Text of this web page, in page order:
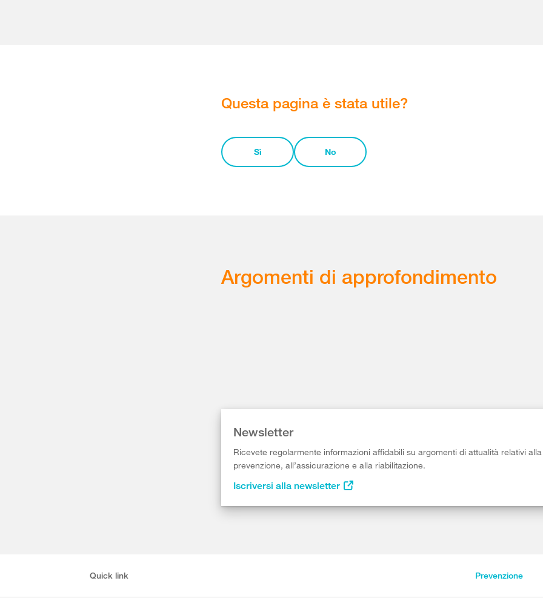
Questa pagina è stata utile?
Sì No
Argomenti di approfondimento
Newsletter
Ricevete regolarmente informazioni affidabili su argomenti di attualità relativi alla
prevenzione, all’assicurazione e alla riabilitazione.
Iscriversi alla newsletter
Quick link Prevenzione